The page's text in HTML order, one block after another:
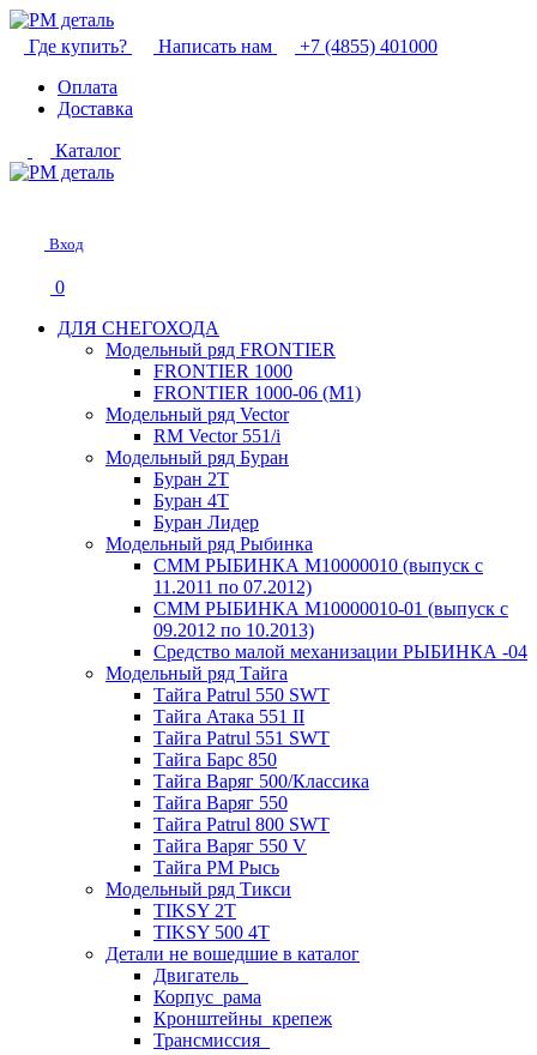
Где купить? Написать нам
+7 (4855) 401000
Оплата
Доставка
Каталог
Вход
0
ДЛЯ СНЕГОХОДА
Модельный ряд FRONTIER
FRONTIER 1000
FRONTIER 1000-06 (М1)
Модельный ряд Vector
RM Vector 551/i
Модельный ряд Буран
Буран 2Т
Буран 4Т
Буран Лидер
Модельный ряд Рыбинка
СММ РЫБИНКА M10000010 (выпуск с
11.2011 по 07.2012)
СММ РЫБИНКА M10000010-01 (выпуск с
09.2012 по 10.2013)
Средство малой механизации РЫБИНКА -04
Модельный ряд Тайга
Тайга Patrul 550 SWT
Тайга Атака 551 II
Тайга Patrul 551 SWT
Тайга Барс 850
Тайга Варяг 500/Классика
Тайга Варяг 550
Тайга Patrul 800 SWT
Тайга Варяг 550 V
Тайга РМ Рысь
Модельный ряд Тикси
TIKSY 2T
TIKSY 500 4T
Детали не вошедшие в каталог
Двигатель_
Корпус_рама
Кронштейны_крепеж
Трансмиссия_